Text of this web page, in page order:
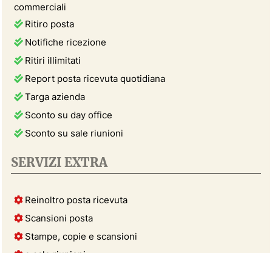
commerciali
Ritiro posta
Notifiche ricezione
Ritiri illimitati
Report posta ricevuta quotidiana
Targa azienda
Sconto su day office
Sconto su sale riunioni
SERVIZI EXTRA
Reinoltro posta ricevuta
Scansioni posta
Stampe, copie e scansioni